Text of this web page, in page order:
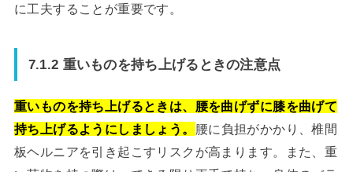
に工夫することが重要です。
7.1.2 重いものを持ち上げるときの注意点
重いものを持ち上げるときは、腰を曲げずに膝を曲げて
持ち上げるようにしましょう。 腰に負担がかかり、椎間
板ヘルニアを引き起こすリスクが高まります。また、重